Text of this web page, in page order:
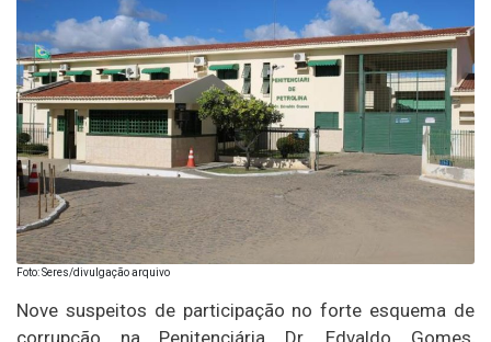
Foto: Seres/divulgação arquivo
Nove suspeitos de participação no forte esquema de